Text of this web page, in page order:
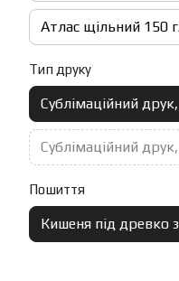
Атлас щільний 150
Тип друку
Сублімаційний
Сублімаційний
Пошиття
Кишеня під древко